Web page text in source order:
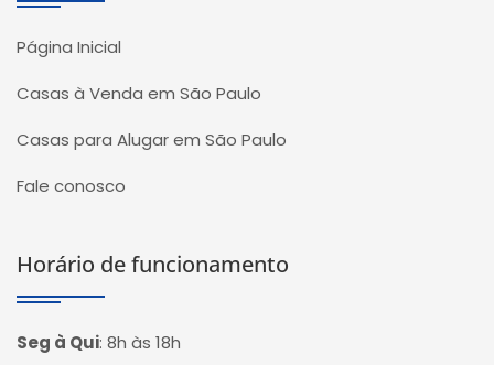
Página Inicial
Casas à Venda em São Paulo
Casas para Alugar em São Paulo
Fale conosco
Horário de funcionamento
Seg à Qui: 8h às 18h